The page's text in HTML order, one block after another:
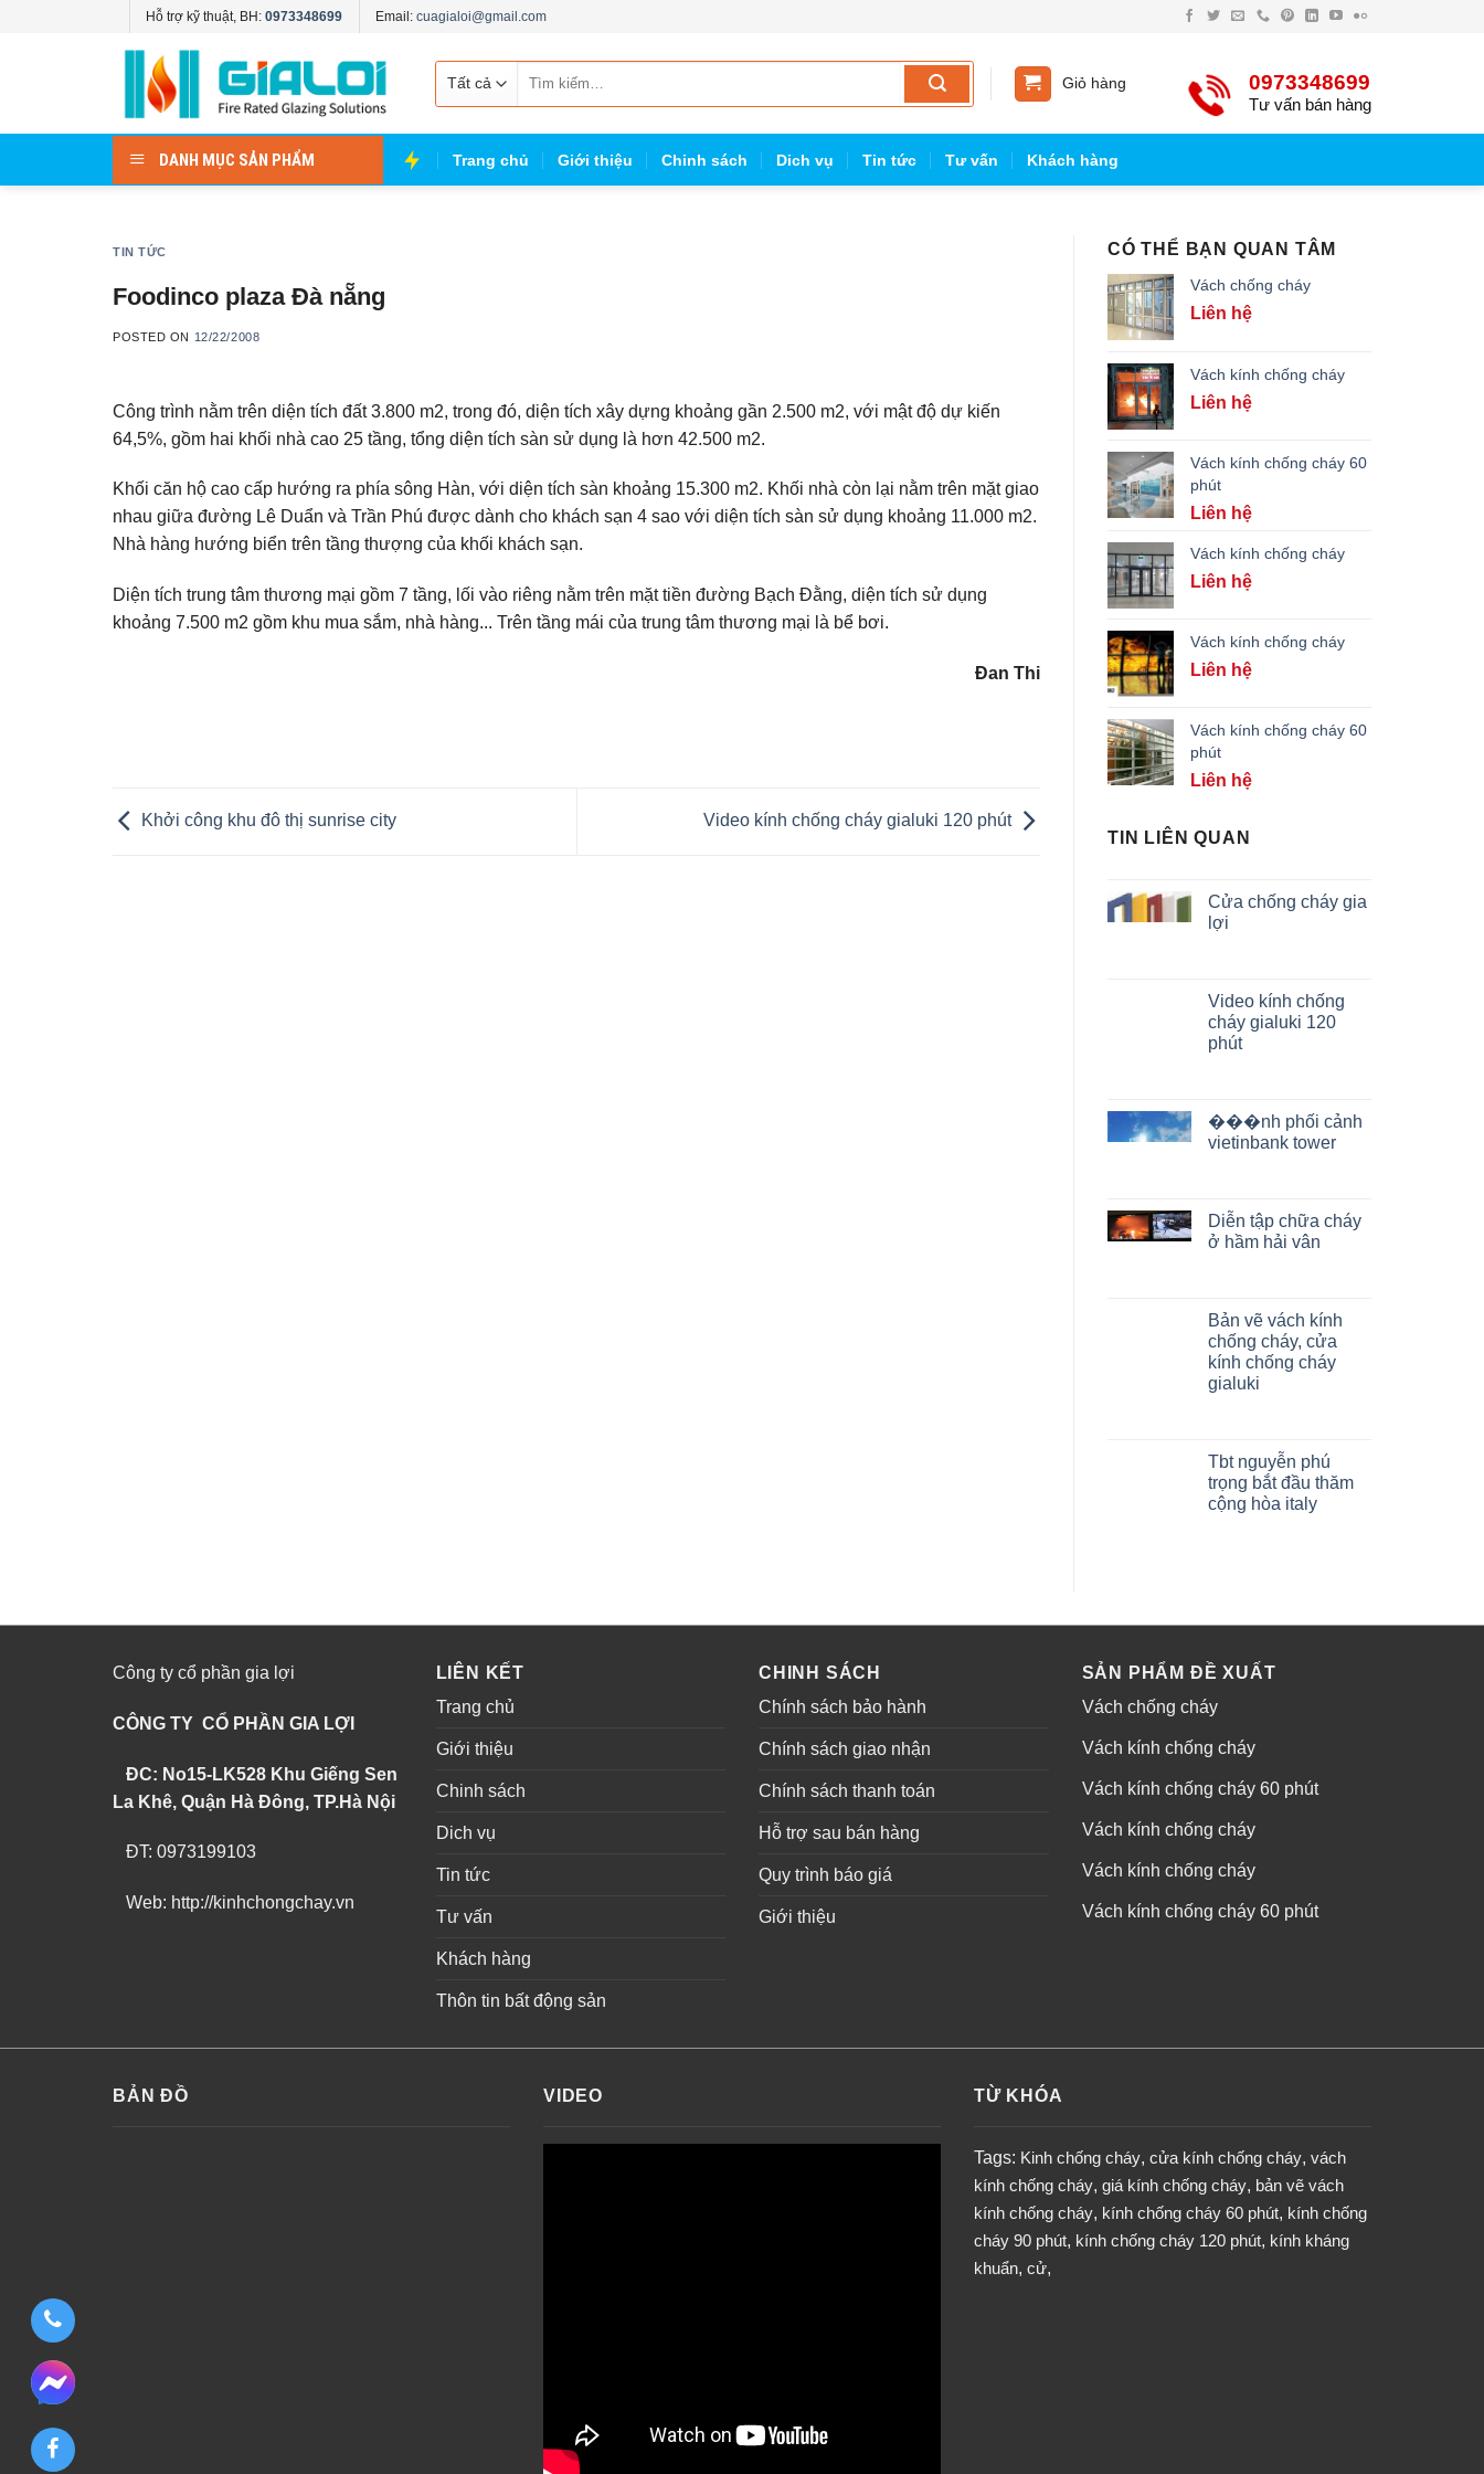
Hỗ trợ kỹ thuật, BH: 0973348699 Email: cuagialoi@gmail.com
kiếm:
Giỏ hàng 0973348699
Tư vấn bán hàng
DANH MỤC SẢN PHẨM Trang chủ Giới thiệu Chinh sách Dich vụ Tin tức Tư vấn Khách hàng
TIN TỨC
Foodinco plaza Đà nẵng
POSTED ON 12/22/2008
Công trình nằm trên diện tích đất 3.800 m2, trong đó, diện tích xây dựng khoảng gần 2.500 m2, với mật độ dự kiến
64,5%, gồm hai khối nhà cao 25 tầng, tổng diện tích sàn sử dụng là hơn 42.500 m2.
Khối căn hộ cao cấp hướng ra phía sông Hàn, với diện tích sàn khoảng 15.300 m2. Khối nhà còn lại nằm trên mặt giao
nhau giữa đường Lê Duẩn và Trần Phú được dành cho khách sạn 4 sao với diện tích sàn sử dụng khoảng 11.000 m2.
Nhà hàng hướng biển trên tầng thượng của khối khách sạn.
Diện tích trung tâm thương mại gồm 7 tầng, lối vào riêng nằm trên mặt tiền đường Bạch Đằng, diện tích sử dụng
khoảng 7.500 m2 gồm khu mua sắm, nhà hàng... Trên tầng mái của trung tâm thương mại là bể bơi.
Đan Thi
Khởi công khu đô thị sunrise city Video kính chống cháy gialuki 120 phút
CÓ THỂ BẠN QUAN TÂM
Vách chống cháy
Liên hệ
Vách kính chống cháy
Liên hệ
Vách kính chống cháy 60
phút
Liên hệ
Vách kính chống cháy
Liên hệ
Vách kính chống cháy
Liên hệ
Vách kính chống cháy 60
phút
Liên hệ
TIN LIÊN QUAN
Cửa chống cháy gia
lợi
Video kính chống
cháy gialuki 120
phút
���nh phối cảnh
vietinbank tower
Diễn tập chữa cháy
ở hầm hải vân
Bản vẽ vách kính
chống cháy, cửa
kính chống cháy
gialuki
Tbt nguyễn phú
trọng bắt đầu thăm
cộng hòa italy
Công ty cổ phần gia lợi
CÔNG TY CỔ PHẦN GIA LỢI
ĐC: No15-LK528 Khu Giếng Sen
La Khê, Quận Hà Đông, TP.Hà Nội
ĐT: 0973199103
Web: http://kinhchongchay.vn
LIÊN KẾT
Trang chủ
Giới thiệu
Chinh sách
Dich vụ
Tin tức
Tư vấn
Khách hàng
Thôn tin bất động sản
CHINH SÁCH
Chính sách bảo hành
Chính sách giao nhận
Chính sách thanh toán
Hỗ trợ sau bán hàng
Quy trình báo giá
Giới thiệu
SẢN PHẨM ĐỀ XUẤT
Vách chống cháy
Vách kính chống cháy
Vách kính chống cháy 60 phút
Vách kính chống cháy
Vách kính chống cháy
Vách kính chống cháy 60 phút
BẢN ĐỒ VIDEO TỪ KHÓA
Tags: Kinh chống cháy, cửa kính chống cháy, vách
kính chống cháy, giá kính chống cháy, bản vẽ vách
kính chống cháy, kính chống cháy 60 phút, kính chống
cháy 90 phút, kính chống cháy 120 phút, kính kháng
khuẩn, cử,